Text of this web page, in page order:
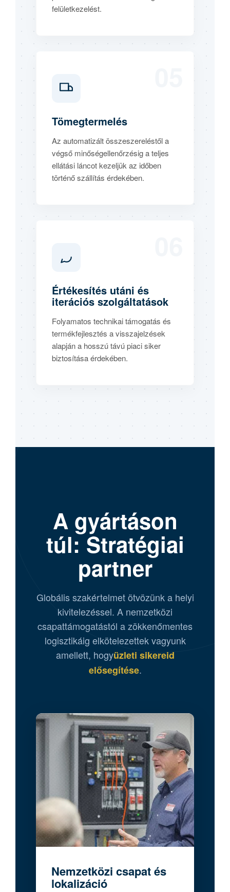
felületkezelést.
Tömegtermelés
Az automatizált összeszereléstől a
végső minőségellenőrzésig a teljes
ellátási láncot kezeljük az időben
történő szállítás érdekében.
Értékesítés utáni és
iterációs szolgáltatások
Folyamatos technikai támogatás és
termékfejlesztés a visszajelzések
alapján a hosszú távú piaci siker
biztosítása érdekében.
A gyártáson
túl: Stratégiai
partner
Globális szakértelmet ötvözünk a helyi
kivitelezéssel. A nemzetközi
csapattámogatástól a zökkenőmentes
logisztikáig elkötelezettek vagyunk
amellett, hogyüzleti sikereid
elősegítése.
Nemzetközi csapat és
lokalizáció